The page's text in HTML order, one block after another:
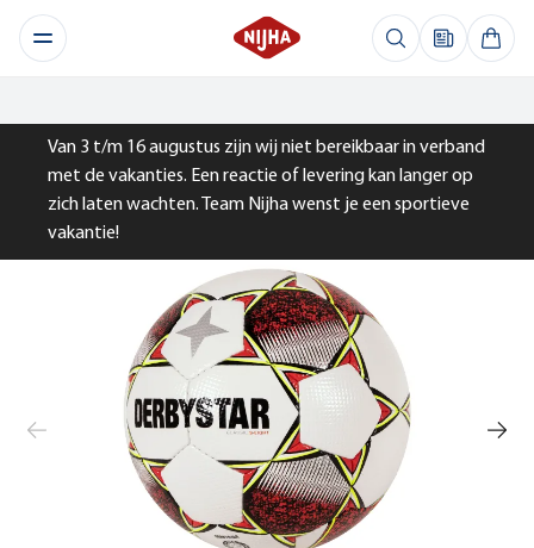
Van 3 t/m 16 augustus zijn wij niet bereikbaar in verband
met de vakanties. Een reactie of levering kan langer op
zich laten wachten. Team Nijha wenst je een sportieve
vakantie!